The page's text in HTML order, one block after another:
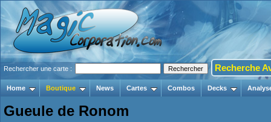
Rechercher une carte : Recherche
Home Boutique News Cartes Combos Decks
Gueule de Ronom